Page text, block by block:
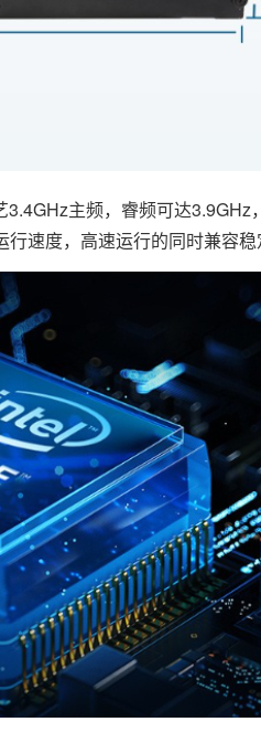
主频，睿频可达3.9GHz
速度，高速运行的同时兼容稳